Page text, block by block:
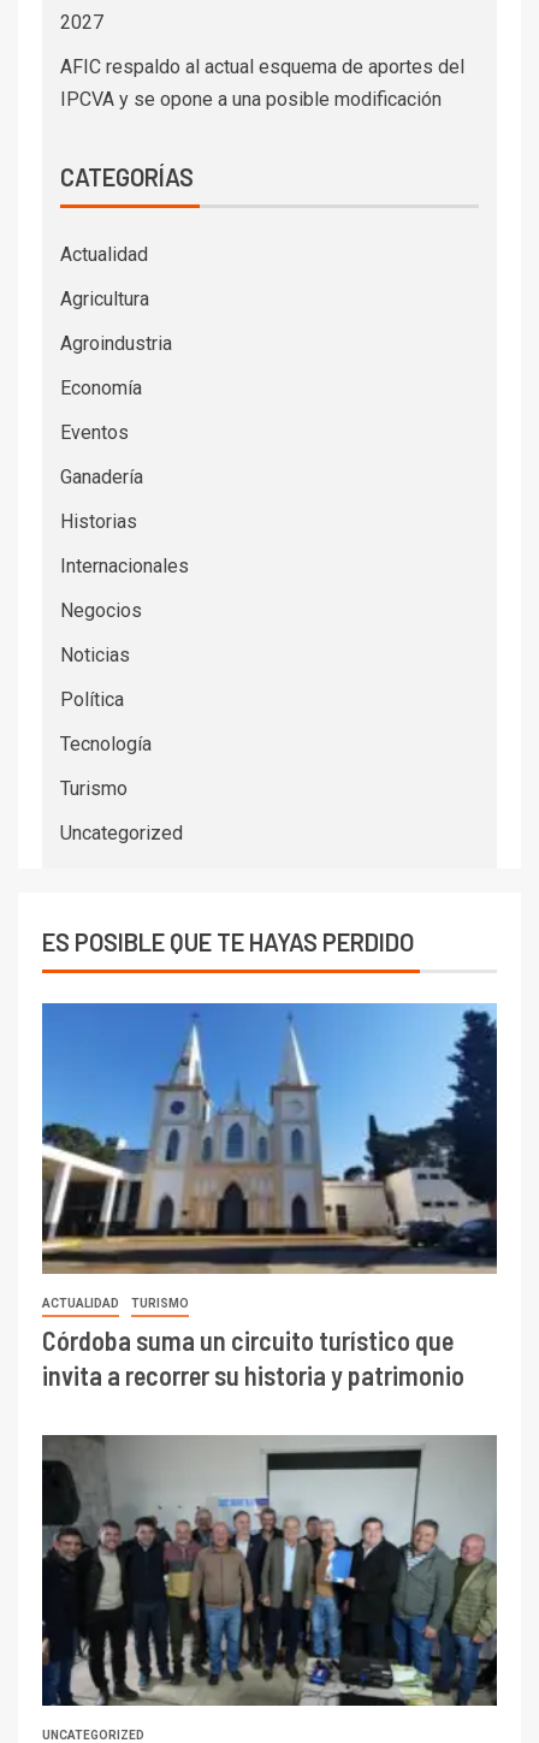
2027
AFIC respaldo al actual esquema de aportes del
IPCVA y se opone a una posible modificación
CATEGORÍAS
Actualidad
Agricultura
Agroindustria
Economía
Eventos
Ganadería
Historias
Internacionales
Negocios
Noticias
Política
Tecnología
Turismo
Uncategorized
ES POSIBLE QUE TE HAYAS PERDIDO
ACTUALIDAD TURISMO
Córdoba suma un circuito turístico que
invita a recorrer su historia y patrimonio
UNCATEGORIZED